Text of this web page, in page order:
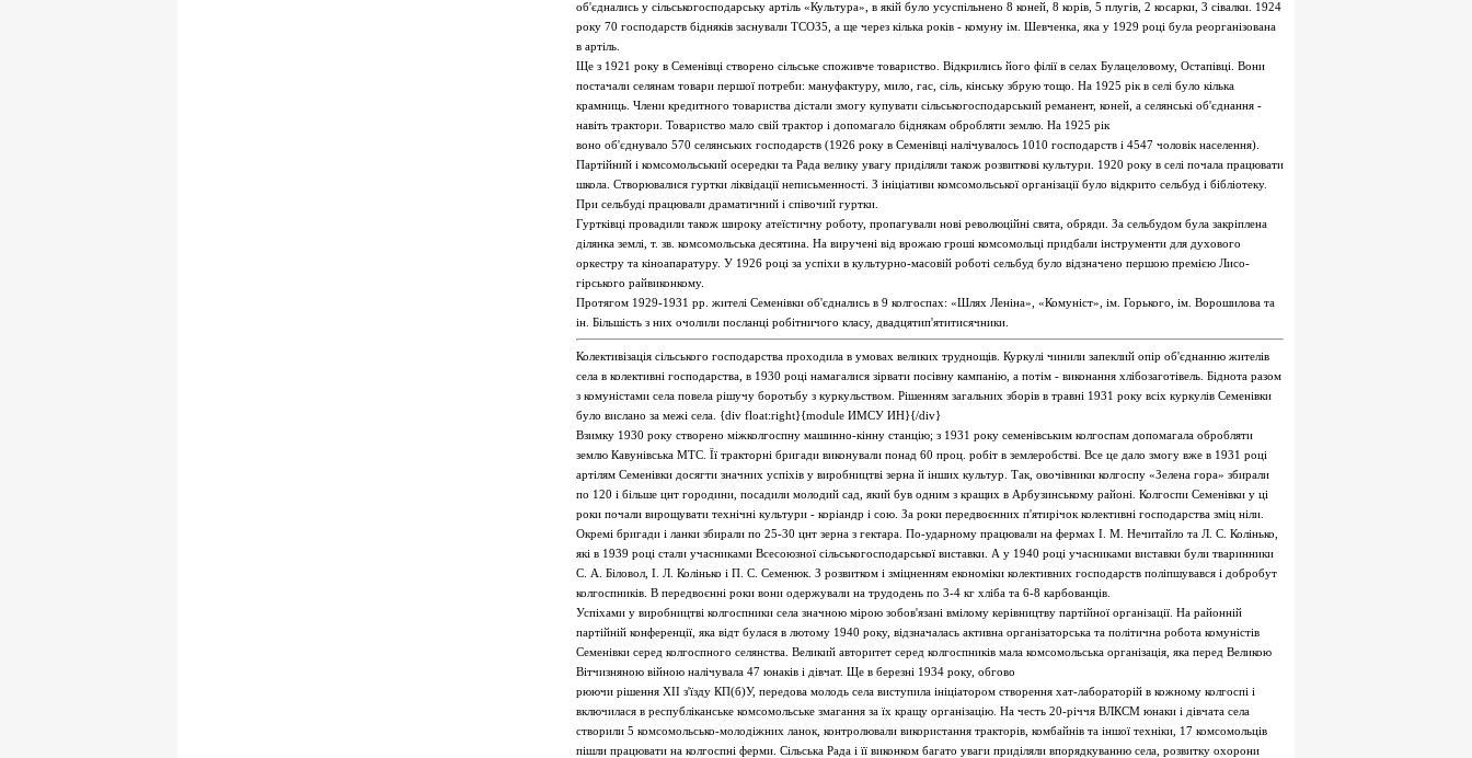
об'єднались у сільськогосподарську артіль «Культура», в якій було усуспільнено 8 коней, 8 корів, 5 плугів, 2 косарки, 3 сівалки. 1924
року 70 господарств бідняків заснували ТСОЗ5, а ще через кілька років - комуну ім. Шевченка, яка у 1929 році була реорганізована
в артіль.
Ще з 1921 року в Семенівці створено сільське споживче товариство. Відкрились його філії в селах Булацеловому, Остапівці. Вони
постачали селянам товари першої потреби: мануфактуру, мило, гас, сіль, кінську збрую тощо. На 1925 рік в селі було кілька
крамниць. Члени кредитного товариства дістали змогу купувати сільськогосподарський реманент, коней, а селянські об'єднання -
навіть трактори. Товариство мало свій трактор і допомагало біднякам обробляти землю. На 1925 рік
воно об'єднувало 570 селянських господарств (1926 року в Семенівці налічувалось 1010 господарств і 4547 чоловік населення).
Партійний і комсомольський осередки та Рада велику увагу приділяли також розвиткові культури. 1920 року в селі почала працювати
школа. Створювалися гуртки ліквідації неписьменності. З ініціативи комсомольської організації було відкрито сельбуд і бібліотеку.
При сельбуді працювали драматичний і співочий гуртки.
Гуртківці провадили також широку атеїстичну роботу, пропагували нові революційні свята, обряди. За сельбудом була закріплена
ділянка землі, т. зв. комсомольська десятина. На виручені від врожаю гроші комсомольці придбали інструменти для духового
оркестру та кіноапаратуру. У 1926 році за успіхи в культурно-масовій роботі сельбуд було відзначено першою премією Лисо-
гірського райвиконкому.
Протягом 1929-1931 рр. жителі Семенівки об'єднались в 9 колгоспах: «Шлях Леніна», «Комуніст», ім. Горького, ім. Ворошилова та
ін. Більшість з них очолили посланці робітничого класу, двадцятип'ятитисячники.
Колективізація сільського господарства проходила в умовах великих труднощів. Куркулі чинили запеклий опір об'єднанню жителів
села в колективні господарства, в 1930 році намагалися зірвати посівну кампанію, а потім - виконання хлібозаготівель. Біднота разом
з комуністами села повела рішучу боротьбу з куркульством. Рішенням загальних зборів в травні 1931 року всіх куркулів Семенівки
було вислано за межі села. {div float:right}{module ИМСУ ИН}{/div}
Взимку 1930 року створено міжколгоспну машинно-кінну станцію; з 1931 року семенівським колгоспам допомагала обробляти
землю Кавунівська МТС. Її тракторні бригади виконували понад 60 проц. робіт в землеробстві. Все це дало змогу вже в 1931 році
артілям Семенівки досягти значних успіхів у виробництві зерна й інших культур. Так, овочівники колгоспу «Зелена гора» збирали
по 120 і більше цнт городини, посадили молодий сад, який був одним з кращих в Арбузинському районі. Колгоспи Семенівки у ці
роки почали вирощувати технічні культури - коріандр і сою. За роки передвоєнних п'ятирічок колективні господарства зміц ніли.
Окремі бригади і ланки збирали по 25-30 цнт зерна з гектара. По-ударному працювали на фермах І. М. Нечитайло та Л. С. Колінько,
які в 1939 році стали учасниками Всесоюзної сільськогосподарської виставки. А у 1940 році учасниками виставки були тваринники
С. А. Біловол, І. Л. Колінько і П. С. Семенюк. З розвитком і зміцненням економіки колективних господарств поліпшувався і добробут
колгоспників. В передвоєнні роки вони одержували на трудодень по 3-4 кг хліба та 6-8 карбованців.
Успіхами у виробництві колгоспники села значною мірою зобов'язані вмілому керівництву партійної організації. На районній
партійній конференції, яка відт булася в лютому 1940 року, відзначалась активна організаторська та політична робота комуністів
Семенівки серед колгоспного селянства. Великий авторитет серед колгоспників мала комсомольська організація, яка перед Великою
Вітчизняною війною налічувала 47 юнаків і дівчат. Ще в березні 1934 року, обгово
рюючи рішення XII з'їзду КП(б)У, передова молодь села виступила ініціатором створення хат-лабораторій в кожному колгоспі і
включилася в республіканське комсомольське змагання за їх кращу організацію. На честь 20-річчя ВЛКСМ юнаки і дівчата села
створили 5 комсомольсько-молодіжних ланок, контролювали використання тракторів, комбайнів та іншої техніки, 17 комсомольців
пішли працювати на колгоспні ферми. Сільська Рада і її виконком багато уваги приділяли впорядкуванню села, розвитку охорони